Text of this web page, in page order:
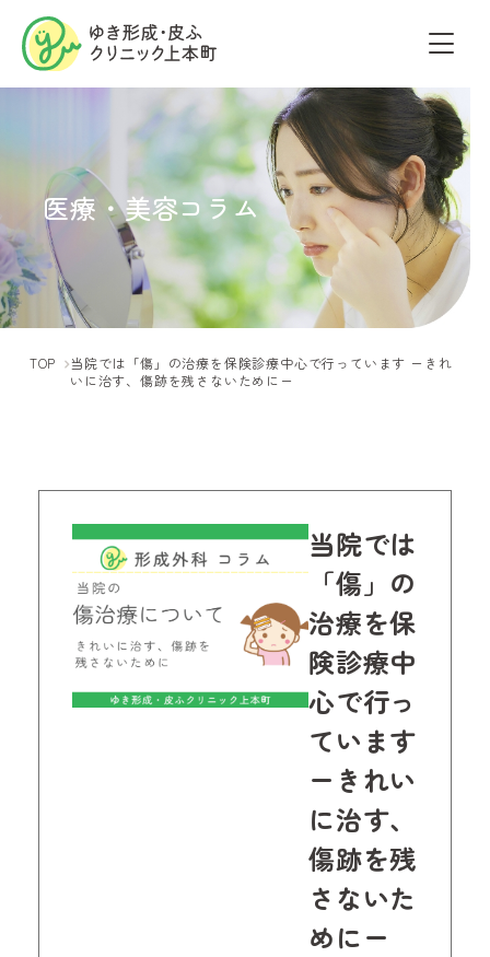
医療・美容コラム
TOP
当院では「傷」の治療を保険診療中心で行っています ーきれ
いに治す、傷跡を残さないためにー
当院では
「傷」の
治療を保
険診療中
心で行っ
ています
ーきれい
に治す、
傷跡を残
さないた
めにー